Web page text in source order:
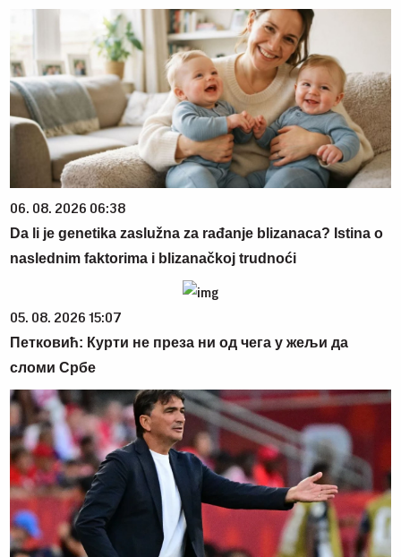
06. 08. 2026 06:38
Da li je genetika zaslužna za rađanje blizanaca? Istina o
naslednim faktorima i blizanačkoj trudnoći
05. 08. 2026 15:07
Петковић: Курти не преза ни од чега у жељи да
сломи Србе